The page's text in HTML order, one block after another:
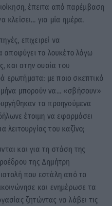
έπειτα από παρέμβαση
κλείσει… για μία ημέρα.
επιχειρεί να
αποφύγει το λουκέτο λόγω
και στην ουσία του
ερωτήματα: με ποιο σκεπτικό
μήνα μπορούν να… «σβήσουν»
τα προηγούμενα
έτοιμη να εφαρμόσει
λειτουργίας του καζίνο;
και για τη στάση της
της Δημήτρη
που εστάλη από το
και ενημέρωσε τα
ζητώντας να λάβει τις